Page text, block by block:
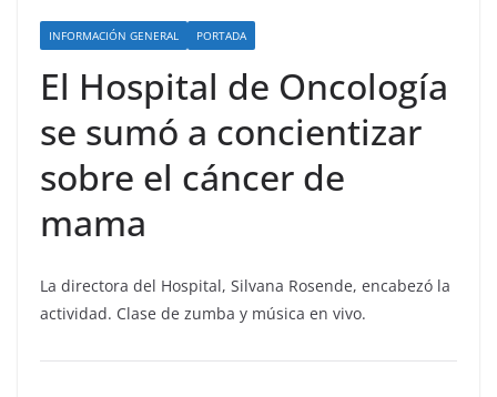
INFORMACIÓN GENERAL PORTADA
El Hospital de Oncología
se sumó a concientizar
sobre el cáncer de
mama
La directora del Hospital, Silvana Rosende, encabezó la
actividad. Clase de zumba y música en vivo.